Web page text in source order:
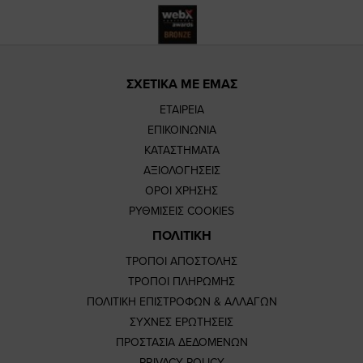
ΣΧΕΤΙΚΑ ΜΕ ΕΜΑΣ
ΕΤΑΙΡΕΙΑ
ΕΠΙΚΟΙΝΩΝΙΑ
ΚΑΤΑΣΤΗΜΑΤΑ
ΑΞΙΟΛΟΓΗΣΕΙΣ
ΟΡΟΙ ΧΡΗΣΗΣ
ΡΥΘΜΙΣΕΙΣ COOKIES
ΠΟΛΙΤΙΚΗ
ΤΡΟΠΟΙ ΑΠΟΣΤΟΛΗΣ
ΤΡΟΠΟΙ ΠΛΗΡΩΜΗΣ
ΠΟΛΙΤΙΚΗ ΕΠΙΣΤΡΟΦΩΝ & ΑΛΛΑΓΩΝ
ΣΥΧΝΕΣ ΕΡΩΤΗΣΕΙΣ
ΠΡΟΣΤΑΣΙΑ ΔΕΔΟΜΕΝΩΝ